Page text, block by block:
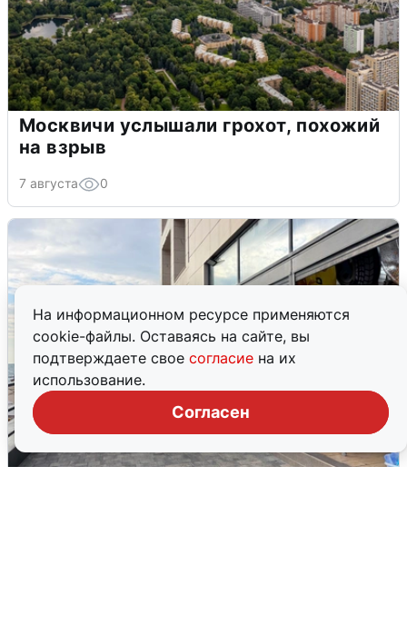
На информационном ресурсе применяются
cookie-файлы. Оставаясь на сайте, вы
подтверждаете свое согласие на их
использование.
Согласен
Москвичи услышали грохот, похожий
на взрыв
7 августа 0